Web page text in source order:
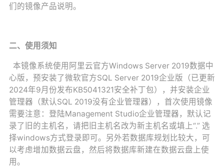
们的镜像产品说明。
二、使用须知
本镜像系统使用阿里云官方Windows Server 2019数据中
心版，预安装了微软官方SQL Server 2019企业版（已更新
2024年9月份发布KB5041321安全补丁包），并安装企业
管理器（默认SQL 2019没有企业管理器），首次使用镜像
需要注意：登陆Management Studio企业管理器，默认记
录了旧的主机名，请把旧主机名改为新主机名或填上“.” 选
择windows方式登录即可。另外若数据库规划比较大，可
以考虑增加数据云盘，然后将数据库新建在数据云盘上使
用。